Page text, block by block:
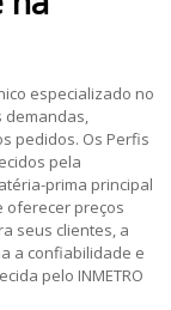
especializado no
demandas,
pedidos. Os Perfis
pela
prima principal
oferecer preços
seus clientes, a
a confiabilidade e
pelo INMETRO